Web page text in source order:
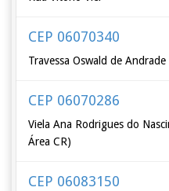
CEP 06070340
Travessa Oswald de Andrade
CEP 06070286
Viela Ana Rodrigues do
Área CR)
CEP 06083150